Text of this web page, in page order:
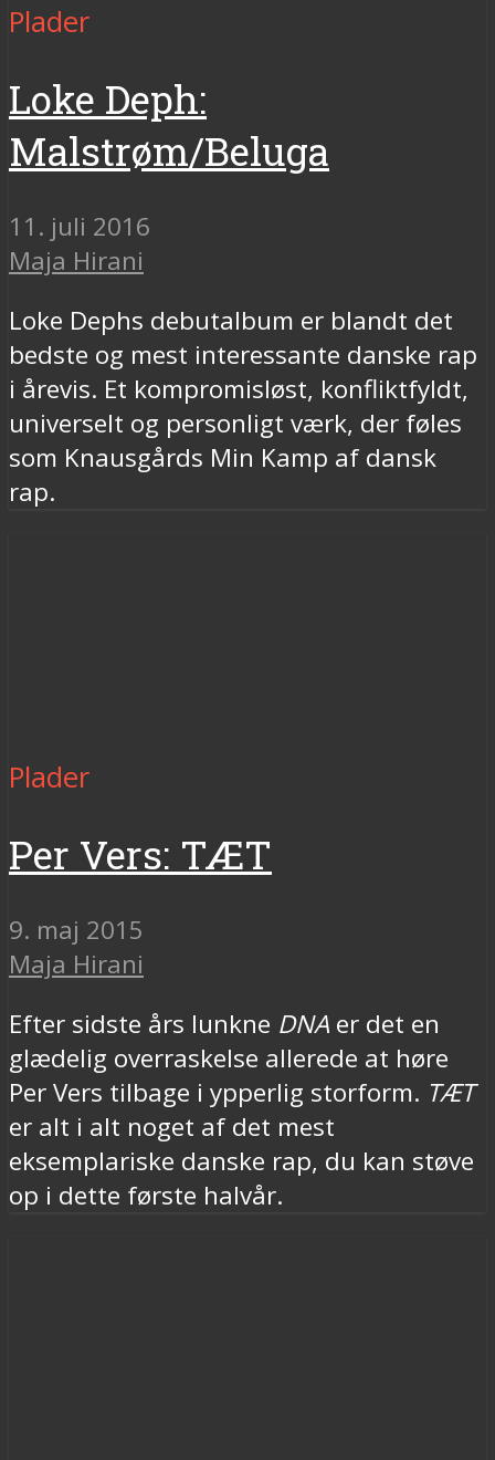
Plader
Loke Deph:
Malstrøm/Beluga
11. juli 2016
Maja Hirani
Loke Dephs debutalbum er blandt det
bedste og mest interessante danske rap
i årevis. Et kompromisløst, konfliktfyldt,
universelt og personligt værk, der føles
som Knausgårds Min Kamp af dansk
rap.
Plader
Per Vers: TÆT
9. maj 2015
Maja Hirani
Efter sidste års lunkne DNA er det en
glædelig overraskelse allerede at høre
Per Vers tilbage i ypperlig storform. TÆT
er alt i alt noget af det mest
eksemplariske danske rap, du kan støve
op i dette første halvår.